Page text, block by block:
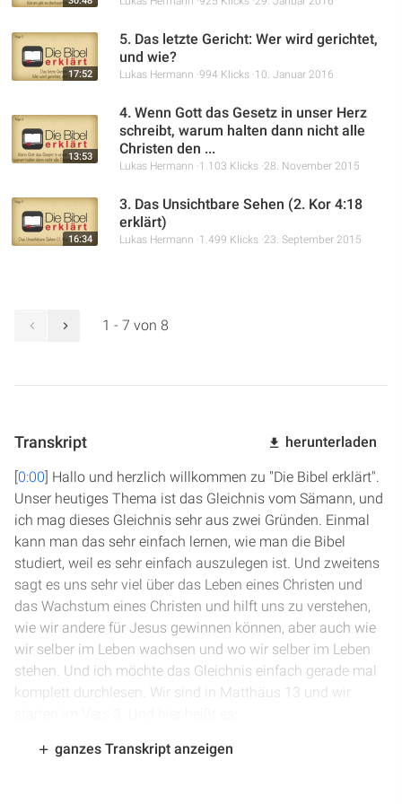
17:52
5. Das letzte Gericht: Wer wird gerichtet,
und wie?
Lukas Hermann 994 Klicks 10. Januar 2016
13:53
4. Wenn Gott das Gesetz in unser Herz
schreibt, warum halten dann nicht alle
Christen den ...
Lukas Hermann 1.103 Klicks 28. November 2015
16:34
3. Das Unsichtbare Sehen (2. Kor 4:18
erklärt)
Lukas Hermann 1.499 Klicks 23. September 2015
1 - 7 von 8
Transkript herunterladen
[0:00] Hallo und herzlich willkommen zu "Die Bibel erklärt".
Unser heutiges Thema ist das Gleichnis vom Sämann, und
ich mag dieses Gleichnis sehr aus zwei Gründen. Einmal
kann man das sehr einfach lernen, wie man die Bibel
studiert, weil es sehr einfach auszulegen ist. Und zweitens
sagt es uns sehr viel über das Leben eines Christen und
das Wachstum eines Christen und hilft uns zu verstehen,
wie wir andere für Jesus gewinnen können, aber auch wie
wir selber im Leben wachsen und wo wir selber im Leben
stehen. Und ich möchte das Gleichnis einfach gerade mal
komplett durchlesen. Wir sind in Matthäus 13 und wir
0:56 ] Und er redete zu ihnen vieles in Gleichnissen und
ganzes Transkript anzeigen